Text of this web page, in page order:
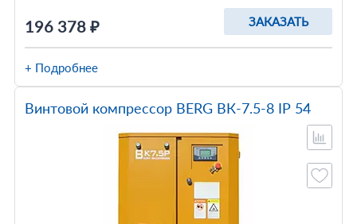
196 378 ₽ ЗАКАЗАТЬ
+ Подробнее
Винтовой компрессор BERG ВК-7.5-8 IP 54